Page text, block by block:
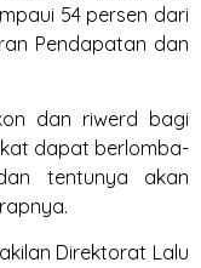
54 persen dari
Pendapatan dan
dan riwerd bagi
dapat berlomba-
tentunya akan
Direktorat Lalu